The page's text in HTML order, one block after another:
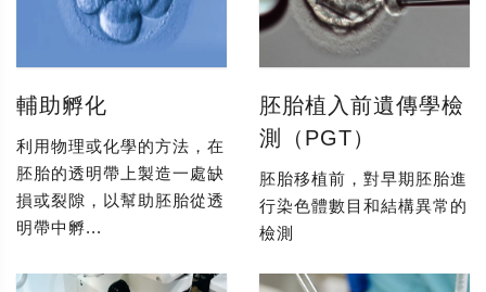
輔助孵化
利用物理或化學的方法，在
胚胎的透明帶上製造一處缺
損或裂隙，以幫助胚胎從透
明帶中孵...
胚胎植入前遺傳學檢
測（PGT）
胚胎移植前，對早期胚胎進
行染色體數目和結構異常的
檢測